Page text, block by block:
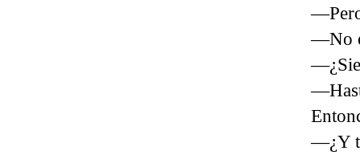
—No
—¿Y